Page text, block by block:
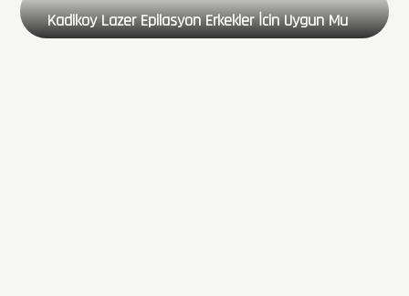
Kadikoy Lazer Epilasyon Erkekler İcin Uygun Mu